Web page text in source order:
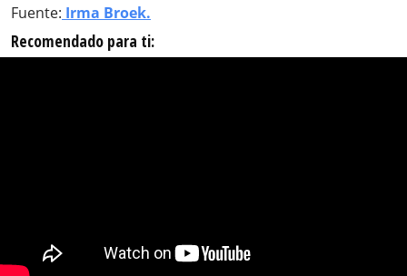
Fuente: Irma Broek.
Recomendado para ti: